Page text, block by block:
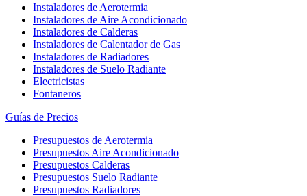
Instaladores de Aerotermia
Instaladores de Aire Acondicionado
Instaladores de Calderas
Instaladores de Calentador de Gas
Instaladores de Radiadores
Instaladores de Suelo Radiante
Electricistas
Fontaneros
Guías de Precios
Presupuestos de Aerotermia
Presupuestos Aire Acondicionado
Presupuestos Calderas
Presupuestos Suelo Radiante
Presupuestos Radiadores